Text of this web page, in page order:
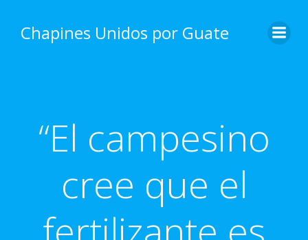
content
Chapines Unidos por Guate
“El campesino
cree que el